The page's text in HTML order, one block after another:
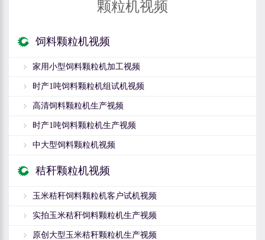
颗粒机视频
饲料颗粒机视频
家用小型饲料颗粒机加工视频
时产1吨饲料颗粒机组试机视频
高清饲料颗粒机生产视频
时产1吨饲料颗粒机生产视频
中大型饲料颗粒机视频
秸秆颗粒机视频
玉米秸秆饲料颗粒机客户试机视频
实拍玉米秸秆饲料颗粒机生产视频
原创大型玉米秸秆颗粒机生产视频